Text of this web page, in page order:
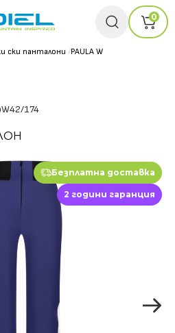
0
ски панталони /PAULA W
174
Безплатна доставка
2 години гаранция